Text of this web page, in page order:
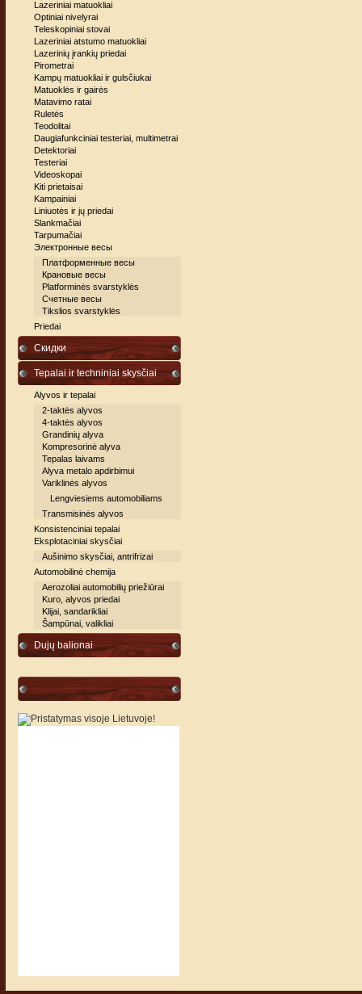
Lazeriniai matuokliai
Optiniai nivelyrai
Teleskopiniai stovai
Lazeriniai atstumo matuokliai
Lazerinių įrankių priedai
Pirometrai
Kampų matuokliai ir gulsčiukai
Matuoklės ir gairės
Matavimo ratai
Ruletės
Teodolitai
Daugiafunkciniai testeriai, multimetrai
Detektoriai
Testeriai
Videoskopai
Kiti prietaisai
Kampainiai
Liniuotės ir jų priedai
Slankmačiai
Tarpumačiai
Электронные весы
Платформенные весы
Крановые весы
Platforminės svarstyklės
Счетные весы
Tikslios svarstyklės
Priedai
Cкидки
Tepalai ir techniniai skysčiai
Alyvos ir tepalai
2-taktės alyvos
4-taktės alyvos
Grandinių alyva
Kompresorinė alyva
Tepalas laivams
Alyva metalo apdirbimui
Variklinės alyvos
Lengviesiems automobiliams
Transmisinės alyvos
Konsistenciniai tepalai
Eksplotaciniai skysčiai
Aušinimo skysčiai, antrifrizai
Automobilinė chemija
Aerozoliai automobilių priežiūrai
Kuro, alyvos priedai
Klijai, sandarikliai
Šampūnai, valikliai
Dujų balionai